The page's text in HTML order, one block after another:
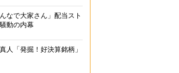
んなで大家さん」配当スト
動の内幕
人「発掘！好決算銘柄」